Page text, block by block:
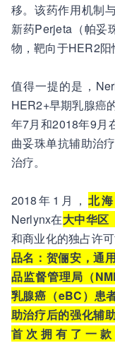
移。该药作用机制
新药Perjeta（帕妥
物，靶向于HER2阳
值得一提的是，
HER2+早期乳腺癌
年7月和2018年9月
曲妥珠单抗辅助治
治疗。
2018年1月， 北
Nerlynx在大中华区
和商业化的独占许
品名：贺俪安，通
品监督管理局（
乳腺癌（eBC）患
助治疗后的强化辅
首次拥有了一